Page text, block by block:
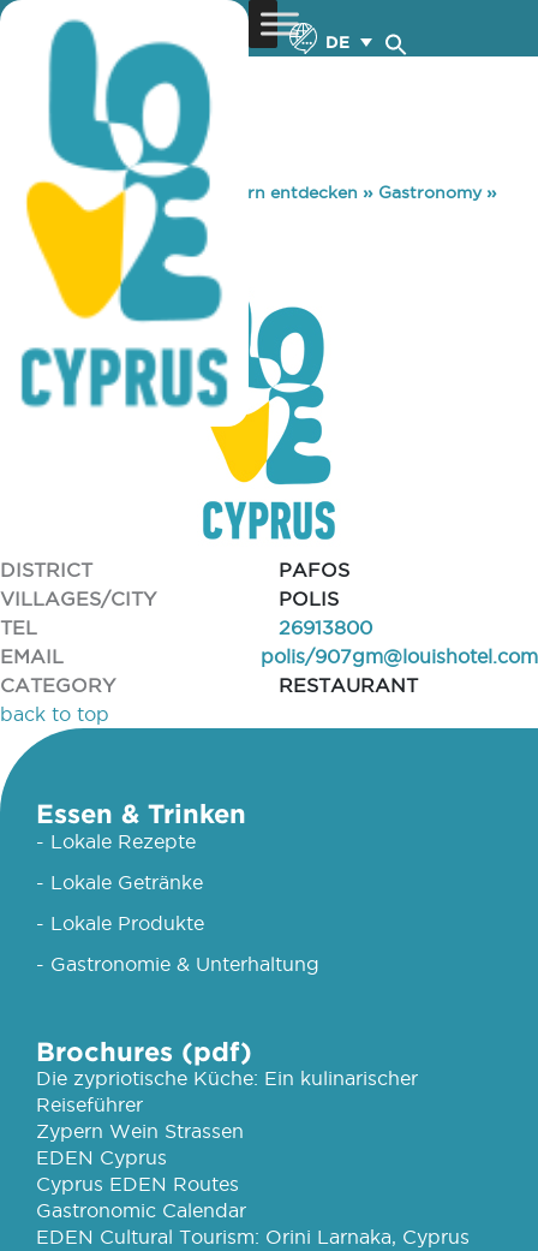
DE
You are here: Home »Zypern entdecken » Gastronomy»
AKAKIKO POLIS
AKAKIKO POLIS
DISTRICT
PAFOS
VILLAGES/CITY
POLIS
TEL
26913800
EMAIL
polis/907gm@louishotel.com
CATEGORY
RESTAURANT
back to top
Essen & Trinken
- Lokale Rezepte
- Lokale Getränke
- Lokale Produkte
- Gastronomie & Unterhaltung
Brochures (pdf)
Die zypriotische Küche: Ein kulinarischer
Reiseführer
Zypern Wein Strassen
EDEN Cyprus
Cyprus EDEN Routes
Gastronomic Calendar
EDEN Cultural Tourism: Orini Larnaka, Cyprus